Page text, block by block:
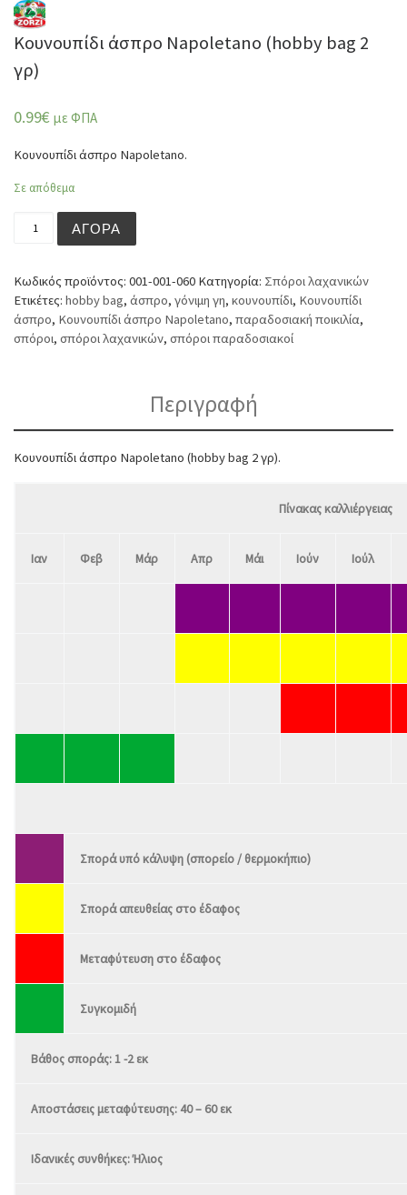
Κουνουπίδι άσπρο Napoletano (hobby bag 2
γρ)
0.99€ με ΦΠΑ
Κουνουπίδι άσπρο Napoletano.
Σε απόθεμα
ΑΓΟΡΆ
Κωδικός προϊόντος: 001-001-060 Κατηγορία: Σπόροι λαχανικών
Ετικέτες: hobby bag, άσπρο, γόνιμη γη, κουνουπίδι, Κουνουπίδι
άσπρο, Κουνουπίδι άσπρο Napoletano, παραδοσιακή ποικιλία,
σπόροι, σπόροι λαχανικών, σπόροι παραδοσιακοί
Περιγραφή
Κουνουπίδι άσπρο Napoletano (hobby bag 2 γρ).
Πίνακας καλλιέργειας
Ιαν Φεβ Μάρ Απρ Μάι Ιούν Ιούλ
Σπορά υπό κάλυψη (σπορείο / θερμοκήπιο)
Σπορά απευθείας στο έδαφος
Μεταφύτευση στο έδαφος
Συγκομιδή
Βάθος σποράς: 1 -2 εκ
Αποστάσεις μεταφύτευσης: 40 – 60 εκ
Ιδανικές συνθήκες: Ήλιος